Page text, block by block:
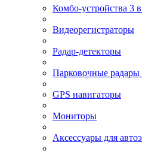
Комбо-устройства 3 в
Видеорегистраторы
Радар-детекторы
Парковочные
GPS навигаторы
Мониторы
Аксессуары для